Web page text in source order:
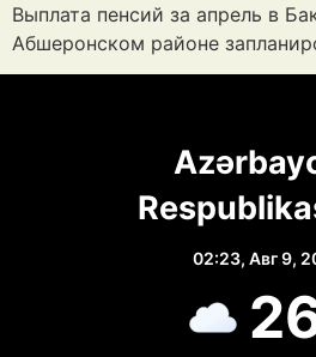
Выплата пенсий за апрель в
Абшеронском районе
02:23, Авг 9,